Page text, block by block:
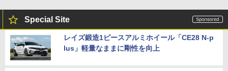
Special Site
レイズ鍛造1ピースアルミホイール「CE28 N-p
lus」軽量なままに剛性を向上